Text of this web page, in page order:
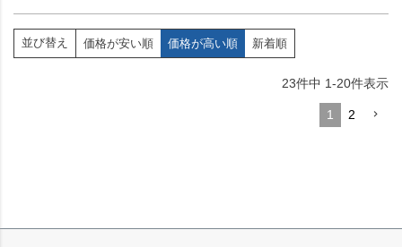
並び替え 価格が安い順 価格が高い順 新着順
23件中 1-20件表示
1 2